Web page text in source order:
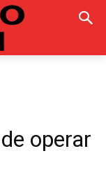
operar